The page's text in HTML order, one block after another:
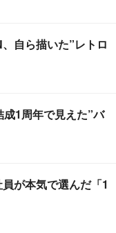
自ら描いた”レトロ
1周年で見えた”バ
が本気で選んだ「1